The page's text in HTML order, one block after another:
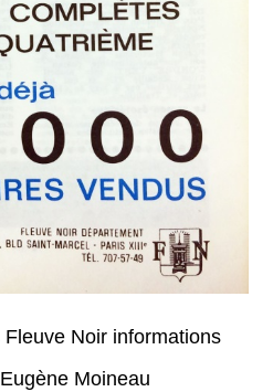
Fleuve Noir informations
Eugène Moineau